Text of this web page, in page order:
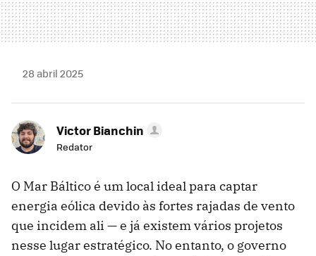
28 abril 2025
Victor Bianchin
Redator
O Mar Báltico é um local ideal para captar
energia eólica devido às fortes rajadas de vento
que incidem ali — e já existem vários projetos
nesse lugar estratégico. No entanto, o governo